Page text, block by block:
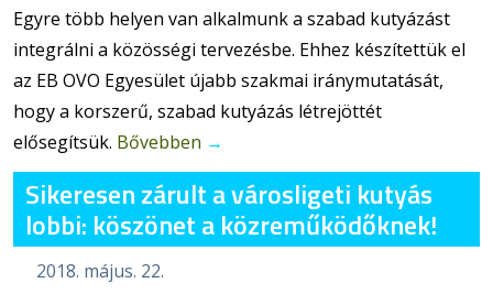
Egyre több helyen van alkalmunk a szabad kutyázást
integrálni a közösségi tervezésbe. Ehhez készítettük el
az EB OVO Egyesület újabb szakmai iránymutatását,
hogy a korszerű, szabad kutyázás létrejöttét
elősegítsük. Bővebben →
Sikeresen zárult a városligeti kutyás
lobbi: köszönet a közreműködőknek!
2018. május. 22.